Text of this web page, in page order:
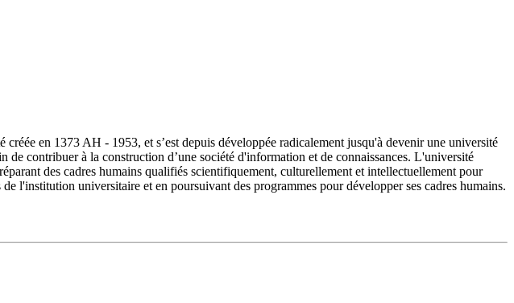
en 1373 AH - 1953, et s’est depuis développée radicalement jusqu'à devenir une université
contribuer à la construction d’une société d'information et de connaissances. L'université
des cadres humains qualifiés scientifiquement, culturellement et intellectuellement pour
l'institution universitaire et en poursuivant des programmes pour développer ses cadres humains.